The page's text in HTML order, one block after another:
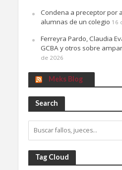
Condena a preceptor por
alumnas de un colegio 16
Ferreyra Pardo, Claudia
GCBA y otros sobre
de 2026
Meks Blog
Search
Tag Cloud